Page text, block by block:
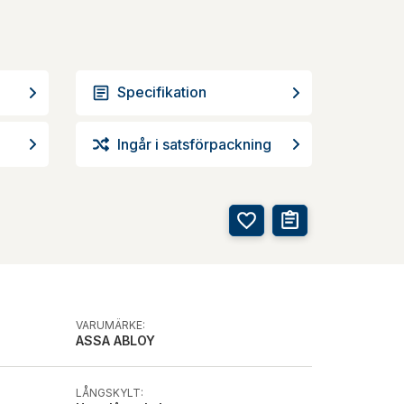
Specifikation
Ingår i satsförpackning
VARUMÄRKE:
ASSA ABLOY
LÅNGSKYLT: